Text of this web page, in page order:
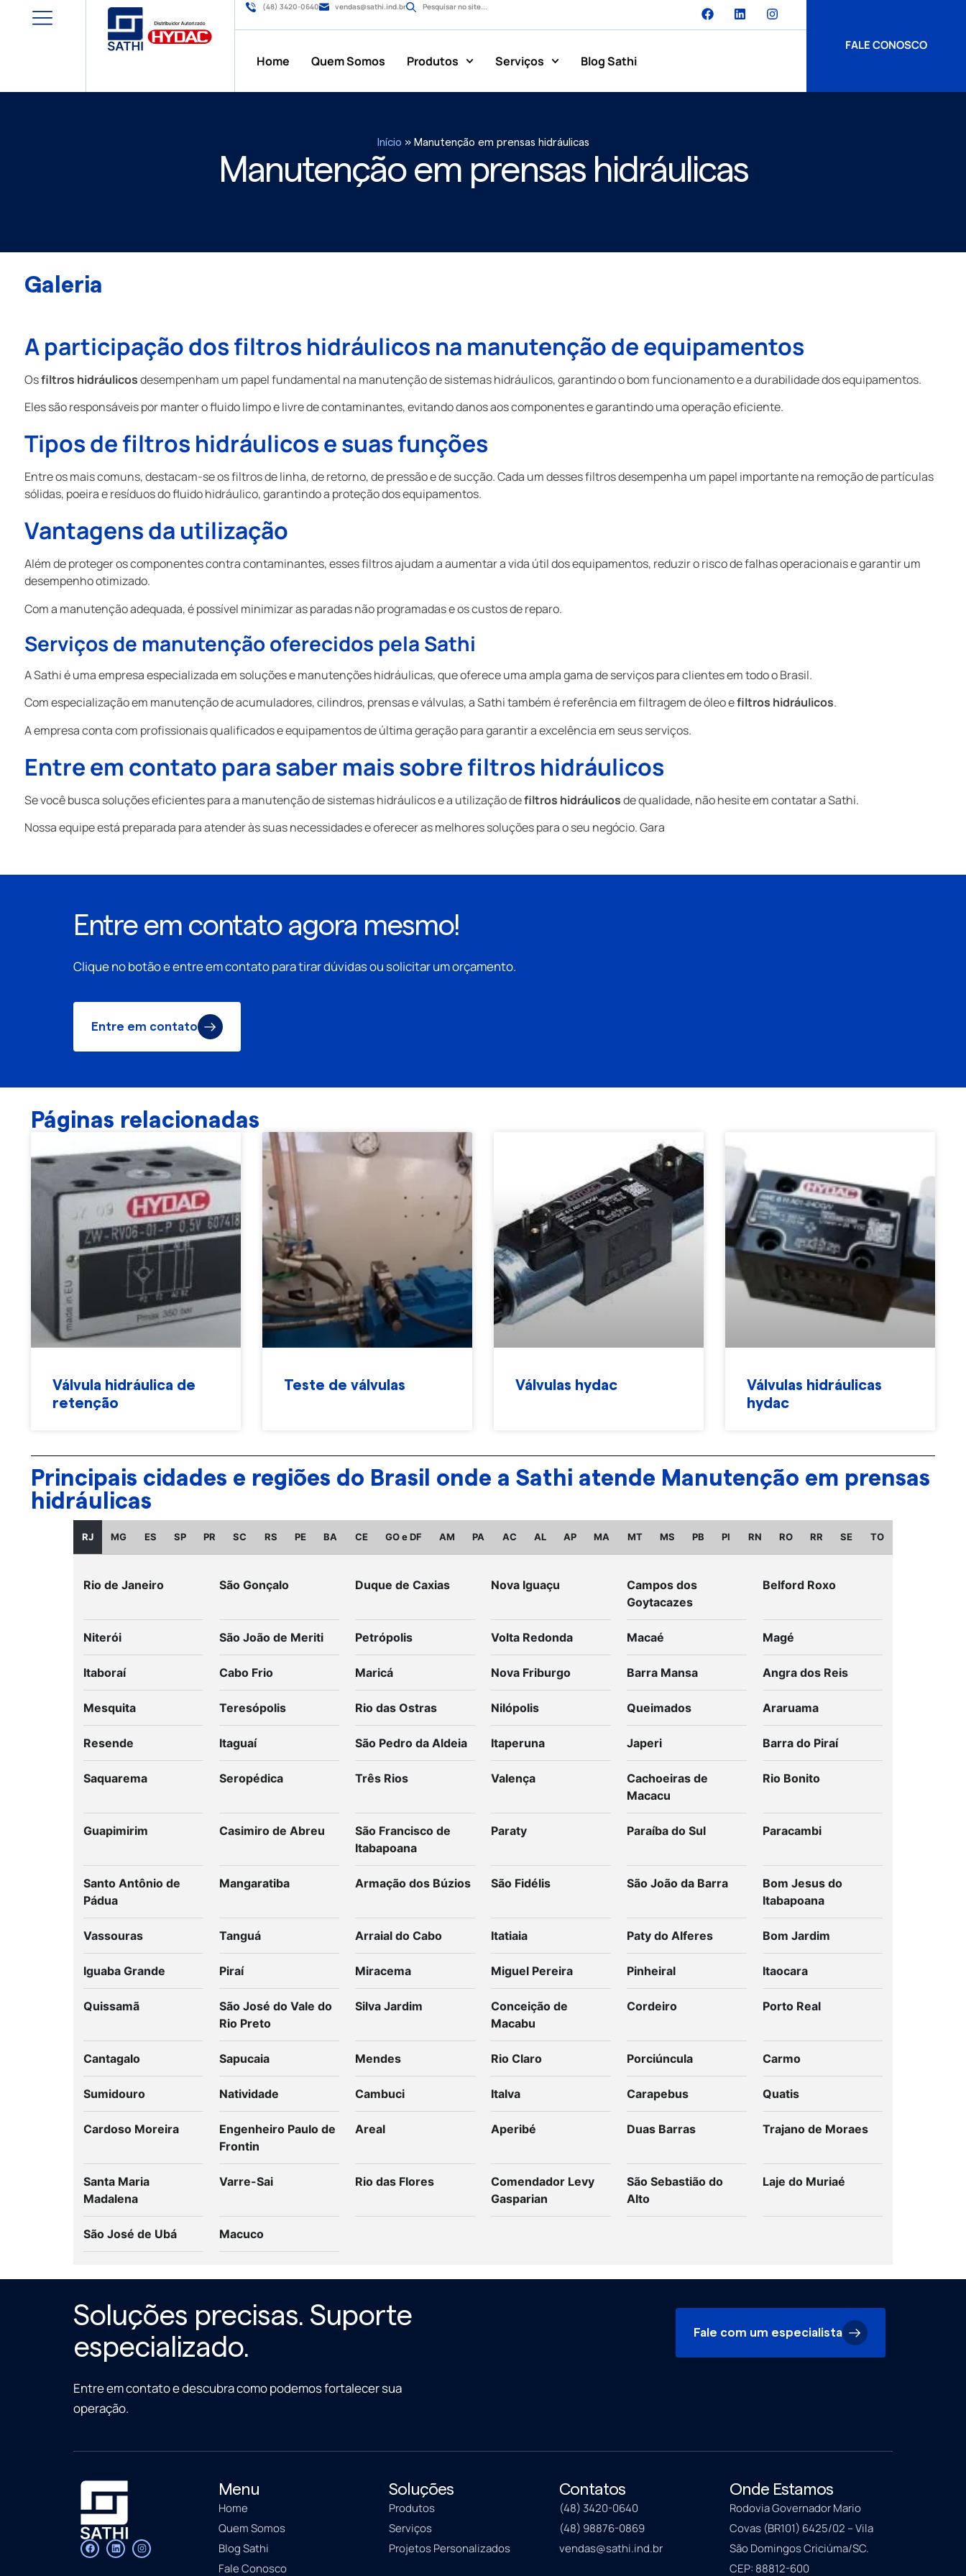
(48) 3420-0640 vendas@sathi.ind.br Pesquisar no site...
Home Quem Somos Produtos Serviços Blog Sathi
FALE CONOSCO
Início » Manutenção em prensas hidráulicas
Manutenção em prensas hidráulicas
Galeria
A participação dosfiltros hidráulicos na manutenção de equipamentos
Osfiltros hidráulicosdesempenham um papel fundamental na manutenção de sistemas hidráulicos, garantindo o bom funcionamento e a durabilidade dos equipamentos.
Eles são responsáveis por manter o fluido limpo e livre de contaminantes, evitando danos aos componentes e garantindo uma operação eficiente.
Tipos defiltros hidráulicose suas funções
Entre os mais comuns, destacam-se os filtros de linha, de retorno, de pressão e de sucção. Cada um desses filtros desempenha um papel importante na remoção de partículas
sólidas, poeira e resíduos do fluido hidráulico, garantindo a proteção dos equipamentos.
Vantagens da utilização
Além de proteger os componentes contra contaminantes, esses filtros ajudam a aumentar a vida útil dos equipamentos, reduzir o risco de falhas operacionais e garantir um
desempenho otimizado.
Com a manutenção adequada, é possível minimizar as paradas não programadas e os custos de reparo.
Serviços de manutenção oferecidos pela Sathi
A Sathi é uma empresa especializada em soluções e manutenções hidráulicas, que oferece uma ampla gama de serviços para clientes em todo o Brasil.
Com especialização em manutenção de acumuladores, cilindros, prensas e válvulas, a Sathi também é referência em filtragem de óleo efiltros hidráulicos.
A empresa conta com profissionais qualificados e equipamentos de última geração para garantir a excelência em seus serviços.
Entre em contato para saber mais sobrefiltros hidráulicos
Se você busca soluções eficientes para a manutenção de sistemas hidráulicos e a utilização defiltros hidráulicosde qualidade, não hesite em contatar a Sathi.
Nossa equipe está preparada para atender às suas necessidades e oferecer as melhores soluções para o seu negócio. Gara
Entre em contato agora mesmo!
Clique no botão e entre em contato para tirar dúvidas ou solicitar um orçamento.
Entre em contato
Páginas relacionadas
Válvula hidráulica de
retenção
Teste de válvulas Válvulas hydac
Válvulas hidráulicas
hydac
Principais cidades e regiões do Brasil onde a Sathi atende Manutenção em prensas
hidráulicas
RJ MG ES SP PR SC RS PE BA CE GO e DF AM PA AC AL AP MA MT MS PB PI RN RO RR SE TO
Rio de Janeiro São Gonçalo Duque de Caxias Nova Iguaçu
Campos dos
Goytacazes
Belford Roxo
Niterói São João de Meriti Petrópolis Volta Redonda Macaé Magé
Itaboraí Cabo Frio Maricá Nova Friburgo Barra Mansa Angra dos Reis
Mesquita Teresópolis Rio das Ostras Nilópolis Queimados Araruama
Resende Itaguaí São Pedro da Aldeia Itaperuna Japeri Barra do Piraí
Saquarema Seropédica Três Rios Valença
Cachoeiras de
Macacu
Rio Bonito
Guapimirim Casimiro de Abreu
São Francisco de
Itabapoana
Paraty Paraíba do Sul Paracambi
Santo Antônio de
Pádua
Mangaratiba Armação dos Búzios São Fidélis São João da Barra
Bom Jesus do
Itabapoana
Vassouras Tanguá Arraial do Cabo Itatiaia Paty do Alferes Bom Jardim
Iguaba Grande Piraí Miracema Miguel Pereira Pinheiral Itaocara
Quissamã
São José do Vale do
Rio Preto
Silva Jardim
Conceição de
Macabu
Cordeiro Porto Real
Cantagalo Sapucaia Mendes Rio Claro Porciúncula Carmo
Sumidouro Natividade Cambuci Italva Carapebus Quatis
Cardoso Moreira
Engenheiro Paulo de
Frontin
Areal Aperibé Duas Barras Trajano de Moraes
Santa Maria
Madalena
Varre-Sai Rio das Flores
Comendador Levy
Gasparian
São Sebastião do
Alto
Laje do Muriaé
São José de Ubá Macuco
Soluções precisas. Suporte
especializado.
Entre em contato e descubra como podemos fortalecer sua
operação.
Fale com um especialista
Menu
Home
Quem Somos
Blog Sathi
Fale Conosco
Soluções
Produtos
Serviços
Projetos Personalizados
Contatos
(48) 3420-0640
(48) 98876-0869
vendas@sathi.ind.br
Onde Estamos
Rodovia Governador Mario
Covas (BR101) 6425/02 – Vila
São Domingos Criciúma/SC.
CEP: 88812-600